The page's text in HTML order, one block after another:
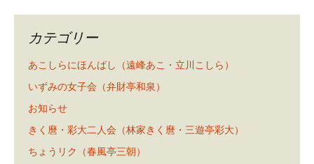
カテゴリー
あこしらにほんばし（遠峰あこ・立川こしら）
いずみの女子会（弁財亭和泉）
お知らせ
きく麿・彩大二人会（林家きく麿・三遊亭彩大）
ちょうリク（春風亭三朝）